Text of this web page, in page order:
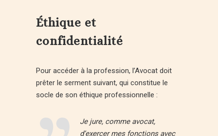
Éthique et
confidentialité
Pour accéder à la profession, l’Avocat doit
prêter le serment suivant, qui constitue le
socle de son éthique professionnelle :
Je jure, comme avocat,
d’exercer mes fonctions avec